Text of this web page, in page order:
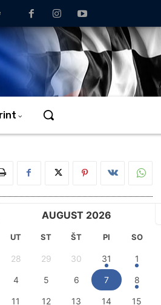
AUGUST 2026
UT ST ŠT PI SO
28 29 30 31 1
4 5 6 7 8
11 12 13 14 15